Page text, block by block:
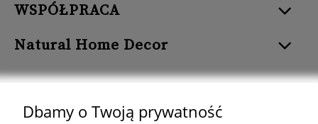
WSPÓŁPRACA
Natural Home Decor
Dbamy o Twoją prywatność